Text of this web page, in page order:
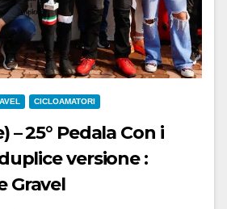
CICLOAMATORI
– 25° Pedala Con i
versione :
Gravel